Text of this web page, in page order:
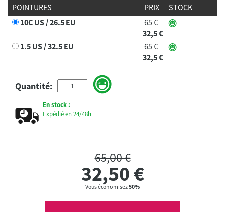
POINTURES PRIX
STOCK
10C US / 26.5 EU
65 €
32,5 €
1.5 US / 32.5 EU
65 €
32,5 €
Quantité:
En stock :
Expédié en 24/48h
65,00 €
32,50€
Vous économisez50%